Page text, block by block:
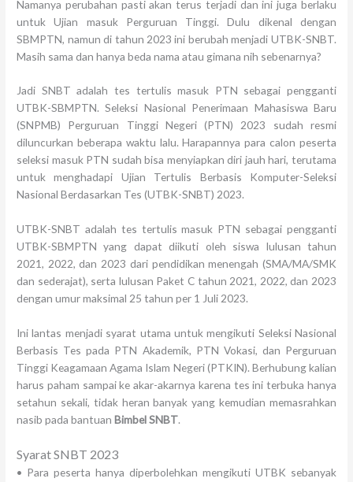
Namanya perubahan pasti akan terus terjadi dan ini juga berlaku
untuk Ujian masuk Perguruan Tinggi. Dulu dikenal dengan
SBMPTN, namun di tahun 2023 ini berubah menjadi UTBK-SNBT.
Masih sama dan hanya beda nama atau gimana nih sebenarnya?
Jadi SNBT adalah tes tertulis masuk PTN sebagai pengganti
UTBK-SBMPTN. Seleksi Nasional Penerimaan Mahasiswa Baru
(SNPMB) Perguruan Tinggi Negeri (PTN) 2023 sudah resmi
diluncurkan beberapa waktu lalu. Harapannya para calon peserta
seleksi masuk PTN sudah bisa menyiapkan diri jauh hari, terutama
untuk menghadapi Ujian Tertulis Berbasis Komputer-Seleksi
Nasional Berdasarkan Tes (UTBK-SNBT) 2023.
UTBK-SNBT adalah tes tertulis masuk PTN sebagai pengganti
UTBK-SBMPTN yang dapat diikuti oleh siswa lulusan tahun
2021, 2022, dan 2023 dari pendidikan menengah (SMA/MA/SMK
dan sederajat), serta lulusan Paket C tahun 2021, 2022, dan 2023
dengan umur maksimal 25 tahun per 1 Juli 2023.
Ini lantas menjadi syarat utama untuk mengikuti Seleksi Nasional
Berbasis Tes pada PTN Akademik, PTN Vokasi, dan Perguruan
Tinggi Keagamaan Agama Islam Negeri (PTKIN). Berhubung kalian
harus paham sampai ke akar-akarnya karena tes ini terbuka hanya
setahun sekali, tidak heran banyak yang kemudian memasrahkan
nasib pada bantuanBimbel SNBT.
Syarat SNBT 2023
• Para peserta hanya diperbolehkan mengikuti UTBK sebanyak